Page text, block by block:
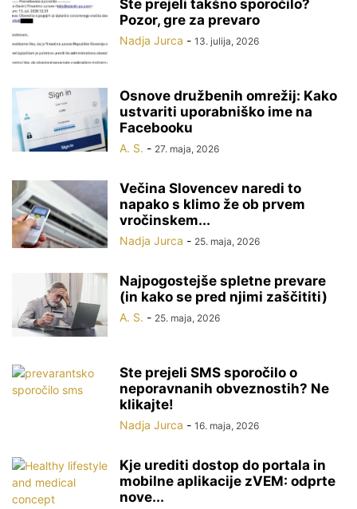
Ste prejeli takšno sporočilo?
Pozor, gre za prevaro
Nadja Jurca - 13. julija, 2026
Osnove družbenih omrežij: Kako
ustvariti uporabniško ime na
Facebooku
A. S. - 27. maja, 2026
Večina Slovencev naredi to
napako s klimo že ob prvem
vročinskem...
Nadja Jurca - 25. maja, 2026
Najpogostejše spletne prevare
(in kako se pred njimi zaščititi)
A. S. - 25. maja, 2026
Ste prejeli SMS sporočilo o
neporavnanih obveznostih? Ne
klikajte!
Nadja Jurca - 16. maja, 2026
Kje urediti dostop do portala in
mobilne aplikacije zVEM: odprte
nove...